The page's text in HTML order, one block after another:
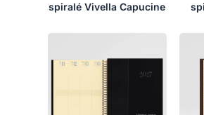
spiralé Vivella Capucine